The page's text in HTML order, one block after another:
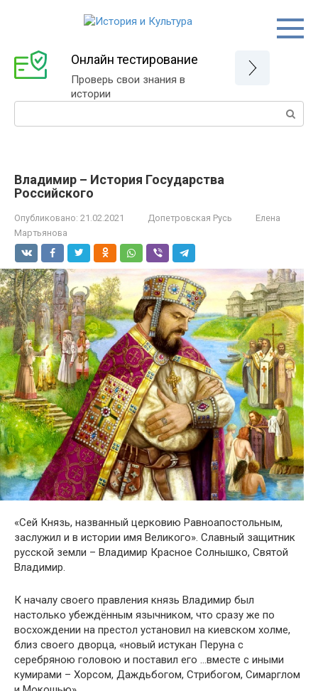
Онлайн тестирование
Проверь свои знания в
истории
Поиск:
Владимир – История Государства
Российского
Опубликовано: 21.02.2021 Допетровская Русь
Елена
Мартьянова
«Сей Князь, названный церковию Равноапостольным,
заслужил и в истории имя Великого». Славный защитник
русской земли – Владимир Красное Солнышко, Святой
Владимир.
К началу своего правления князь Владимир был
настолько убеждённым язычником, что сразу же по
восхождении на престол установил на киевском холме,
близ своего дворца, «новый истукан Перуна с
серебряною головою и поставил его …вместе с иными
кумирами – Хорсом, Даждьбогом, Стрибогом, Симарглом